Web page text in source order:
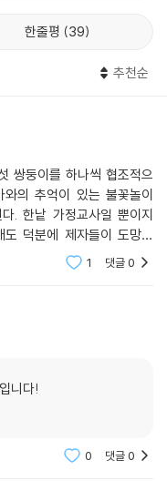
한줄평 39
추천순
쌍둥이를 하나씩 협조적으
의 추억이 있는 불꽃놀이
. 한낱 가정교사일 뿐이지
덕분에 제자들이 도망치
곤 다섯 쌍둥이와 우에스
1 댓글0
니다!
0 댓글0